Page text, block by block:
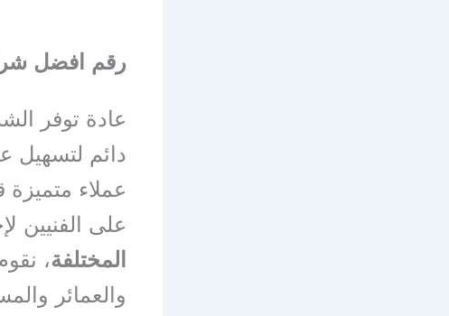
رقم افضل
عادة توفر
دائم لتسهيل
عملاء
على الفنيين
المختلفة،
والعمائر